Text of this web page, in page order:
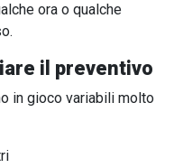
ora o qualche
il preventivo
in gioco variabili molto